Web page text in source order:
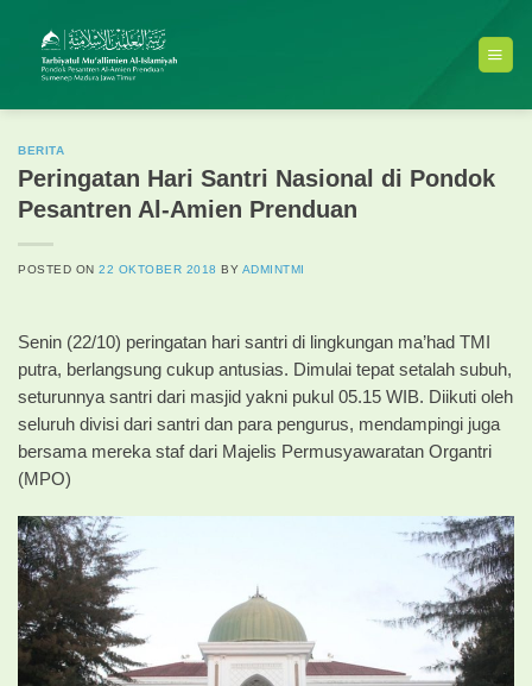
content
BERITA
Peringatan Hari Santri Nasional di Pondok
Pesantren Al-Amien Prenduan
POSTED ON22 OKTOBER 2018 BY ADMINTMI
Senin (22/10) peringatan hari santri di lingkungan ma’had TMI
putra, berlangsung cukup antusias. Dimulai tepat setalah subuh,
seturunnya santri dari masjid yakni pukul 05.15 WIB. Diikuti oleh
seluruh divisi dari santri dan para pengurus, mendampingi juga
bersama mereka staf dari Majelis Permusyawaratan Organtri
(MPO)